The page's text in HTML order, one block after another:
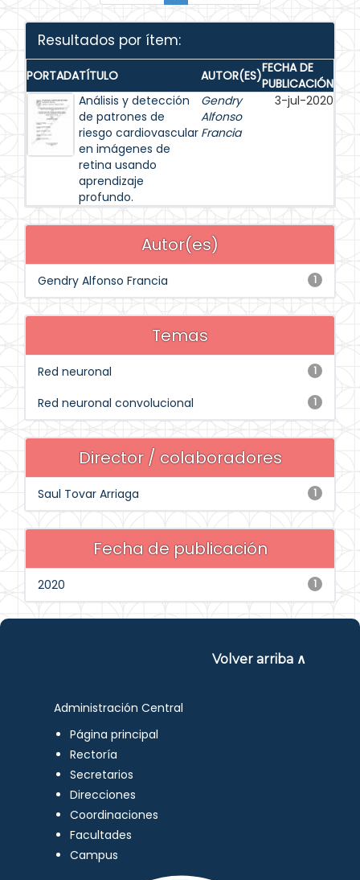
Resultados por ítem:
PORTADATÍTULO AUTOR(ES)FECHA DE
PUBLICACIÓN
Análisis y detección
de patrones de
riesgo cardiovascular
en imágenes de
retina usando
aprendizaje
profundo.
Gendry
Alfonso
Francia
3-jul-2020
Autor(es)
1
Gendry Alfonso Francia
Temas
1
Red neuronal
1
Red neuronal convolucional
Director / colaboradores
1
Saul Tovar Arriaga
Fecha de publicación
1
2020
Volver arriba ∧
Administración Central
Página principal
Rectoría
Secretarios
Direcciones
Coordinaciones
Facultades
Campus